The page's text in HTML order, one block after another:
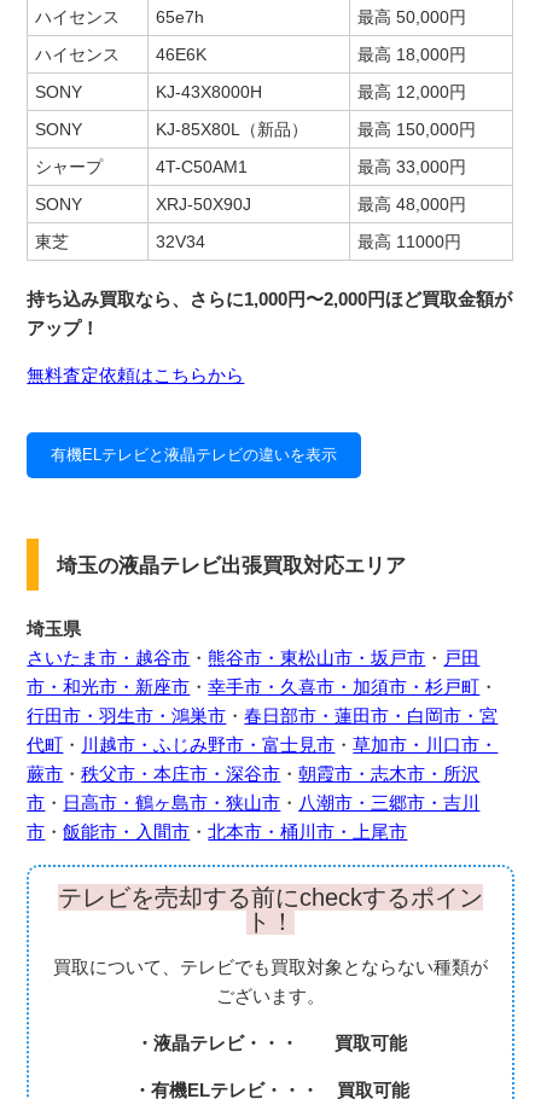
ハイセンス
65e7h
最高 50,000円
ハイセンス
46E6K
最高 18,000円
SONY
KJ-43X8000H
最高 12,000円
SONY
KJ-85X80L（新品）
最高 150,000円
シャープ
4T-C50AM1
最高 33,000円
SONY
XRJ-50X90J
最高 48,000円
東芝
32V34 最高 11000円
持ち込み買取なら、さらに1,000円〜2,000円ほど買取金額が
アップ！
無料査定依頼はこちらから
有機ELテレビと液晶テレビの違いを表示
埼玉の液晶テレビ出張買取対応エリア
埼玉県
さいたま市・越谷市 ・熊谷市・東松山市・坂戸市 ・ 戸田
市・和光市・新座市 ・幸手市・久喜市・加須市・杉戸町 ・
行田市・羽生市・鴻巣市 ・春日部市・蓮田市・白岡市・宮
代町 ・ 川越市・ふじみ野市・富士見市 ・草加市・川口市・
蕨市 ・秩父市・本庄市・深谷市 ・朝霞市・志木市・所沢
市 ・ 日高市・鶴ヶ島市・狭山市 ・ 八潮市・三郷市・吉川
市 ・飯能市・入間市 ・北本市・桶川市・上尾市
テレビを売却する前にcheckするポイン
ト！
買取について、テレビでも買取対象とならない種類が
ございます。
・液晶テレビ・・・ 買取可能
・有機ELテレビ・・・ 買取可能